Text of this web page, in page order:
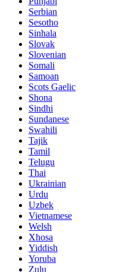
Serbian
Sesotho
Sinhala
Slovak
Slovenian
Somali
Samoan
Scots Gaelic
Shona
Sindhi
Sundanese
Swahili
Tajik
Tamil
Telugu
Thai
Ukrainian
Urdu
Uzbek
Vietnamese
Welsh
Xhosa
Yiddish
Yoruba
Zulu